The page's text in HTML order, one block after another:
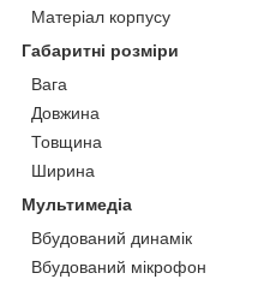
Матеріал корпусу
Габаритні розміри
Вага
Довжина
Товщина
Ширина
Мультимедіа
Вбудований динамік
Вбудований мікрофон